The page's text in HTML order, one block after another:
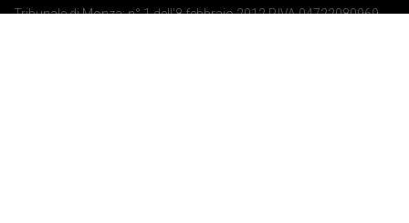
Tribunale di Monza: n° 1 dell'8 febbraio 2012 P.IVA 04722080969 -